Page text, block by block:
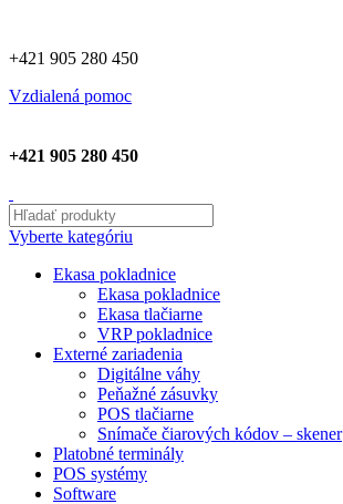
+421 905 280 450
Vzdialená pomoc
+421 905 280 450
Vyberte kategóriu
Ekasa pokladnice
Ekasa pokladnice
Ekasa tlačiarne
VRP pokladnice
Externé zariadenia
Digitálne váhy
Peňažné zásuvky
POS tlačiarne
Snímače čiarových kódov – skener
Platobné terminály
POS systémy
Software